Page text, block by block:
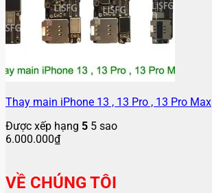
Thay main iPhone 13 , 13 Pro , 13 Pro Max
Được xếp hạng 5 5 sao
6.000.000₫
VỀ CHÚNG TÔI